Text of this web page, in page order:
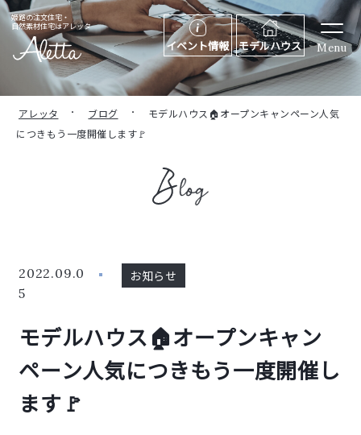
姫路の注文住宅・
自然素材住宅はアレッタ
イベント情報 モデルハウス Menu
アレッタ ブログ
モデルハウス🏠オープンキャンペーン人気
につきもう一度開催します🚩
2022.09.0
5
お知らせ
モデルハウス🏠オープンキャン
ペーン人気につきもう一度開催し
ます🚩